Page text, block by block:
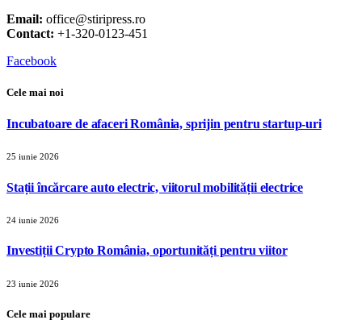
Email: office@stiripress.ro
Contact: +1-320-0123-451
Facebook
Cele mai noi
Incubatoare de afaceri România, sprijin pentru startup-uri
25 iunie 2026
Stații încărcare auto electric, viitorul mobilității electrice
24 iunie 2026
Investiții Crypto România, oportunități pentru viitor
23 iunie 2026
Cele mai populare